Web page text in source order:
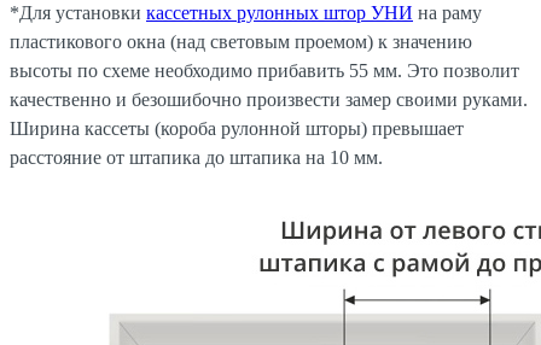
*Для установки кассетных рулонных штор УНИ на раму
пластикового окна (над световым проемом) к значению
высоты по схеме необходимо прибавить 55 мм. Это позволит
качественно и безошибочно произвести замер своими руками.
Ширина кассеты (короба рулонной шторы) превышает
расстояние от штапика до штапика на 10 мм.